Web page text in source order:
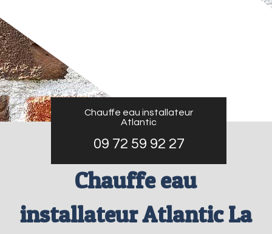
Chauffe eau installateur
Atlantic
09 72 59 92 27
Chauffe eau
installateur Atlantic La